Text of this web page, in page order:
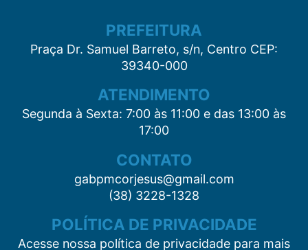
PREFEITURA
Praça Dr. Samuel Barreto, s/n, Centro CEP:
39340-000
ATENDIMENTO
Segunda à Sexta: 7:00 às 11:00 e das 13:00 às
17:00
CONTATO
gabpmcorjesus@gmail.com
(38) 3228-1328
POLÍTICA DE PRIVACIDADE
Acesse nossa política de privacidade para mais